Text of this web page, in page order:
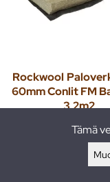
Rockwool
60mm Conlit FM
3,2m2
Rockwool Conlit
EI30 on valmistettu
kosteutta
Tämä